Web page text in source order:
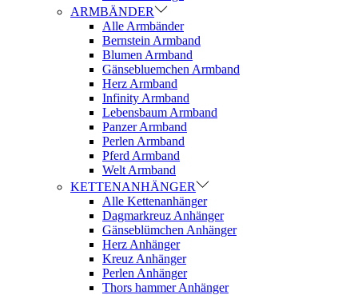
ARMBÄNDER
Alle Armbänder
Bernstein Armband
Blumen Armband
Gänsebluemchen Armband
Herz Armband
Infinity Armband
Lebensbaum Armband
Panzer Armband
Perlen Armband
Pferd Armband
Welt Armband
KETTENANHÄNGER
Alle Kettenanhänger
Dagmarkreuz Anhänger
Gänseblümchen Anhänger
Herz Anhänger
Kreuz Anhänger
Perlen Anhänger
Thors hammer Anhänger